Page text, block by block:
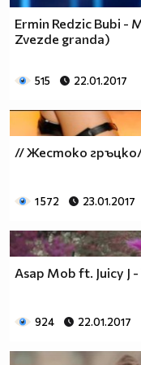
независимо дали
Любовта е Любов!
Аниме и музика
Ermin Redzic Bubi -
Zvezde granda)
515 22.01.2017
// Жестоко гръцко//
1 572 23.01.2017
Asap Mob ft. Juicy J
924 22.01.2017